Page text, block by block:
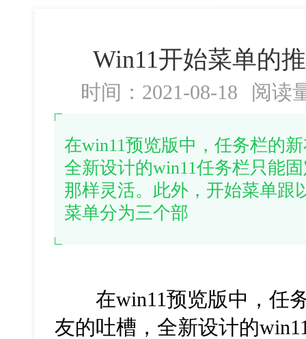
Win11开始菜单的
时间：2021-08-18 阅读
在win11预览版中，任务栏的
全新设计的win11任务栏只能
那样灵活。此外，开始菜单跟
菜单分为三个部
在win11预览版中，任
友的吐槽，全新设计的